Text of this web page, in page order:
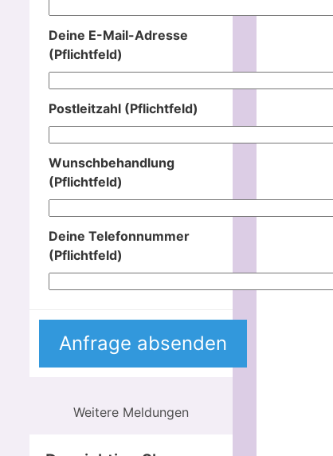
Deine E-Mail-Adresse
(Pflichtfeld)
Postleitzahl (Pflichtfeld)
Wunschbehandlung
(Pflichtfeld)
Deine Telefonnummer
(Pflichtfeld)
Weitere Meldungen